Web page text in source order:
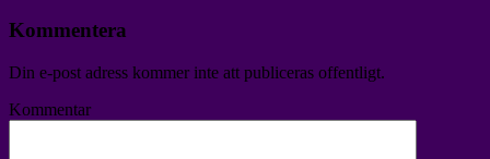
Kommentera
Din e-post adress kommer inte att publiceras offentligt.
Kommentar